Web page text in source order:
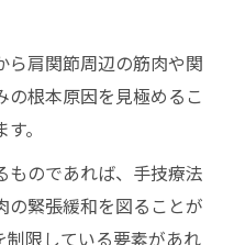
肩関節周辺の筋肉や関
根本原因を見極めるこ
。
ものであれば、手技療法
の緊張緩和を図ることが
制限している要素があれ